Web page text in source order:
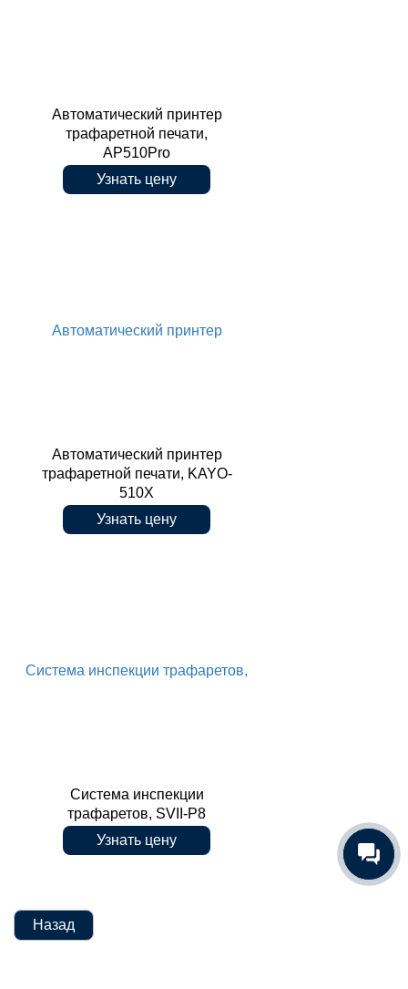
трафаретной печати, AP510Pro
Автоматический принтер
трафаретной печати,
AP510Pro
Узнать цену
Автоматический принтер
трафаретной печати, KAYO-510X
Автоматический принтер
трафаретной печати, KAYO-
510X
Узнать цену
Система инспекции трафаретов,
Система инспекции
трафаретов, SVII-P8
Узнать цену
Назад